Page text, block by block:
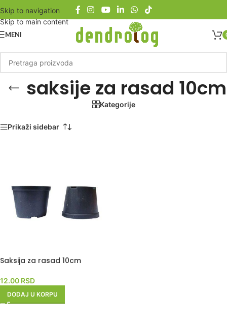
Skip to navigation
Skip to main content
MENI
saksije za rasad 10cm
Kategorije
Prikaži sidebar
Saksija za rasad 10cm
12.00 RSD
DODAJ U KORPU